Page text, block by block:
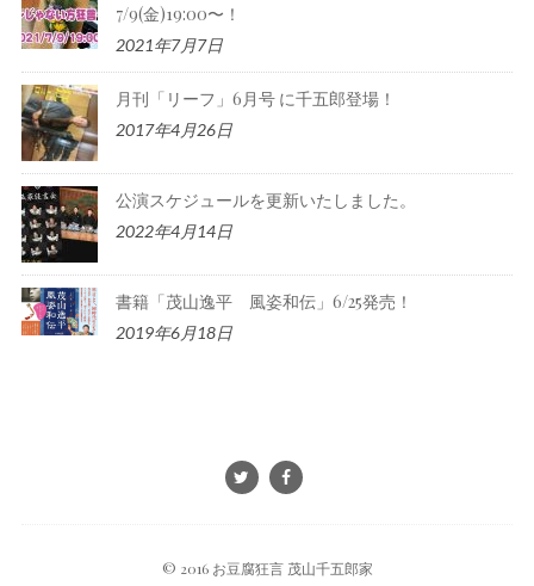
7/9(金)19:00〜！
2021年7月7日
月刊「リーフ」6月号 に千五郎登場！
2017年4月26日
公演スケジュールを更新いたしました。
2022年4月14日
書籍「茂山逸平 風姿和伝」6/25発売！
2019年6月18日
© 2016 お豆腐狂言 茂山千五郎家